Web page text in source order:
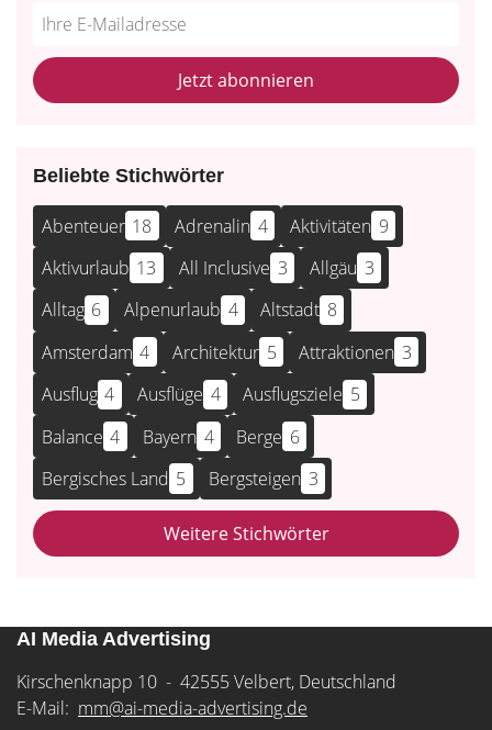
Do
fill
this
*Ihre
Mailadresse:
Jetzt abonnieren
Beliebte Stichwörter
Abenteuer 18 Adrenalin 4 Aktivitäten 9
Aktivurlaub 13 All Inclusive 3 Allgäu 3
Alltag 6 Alpenurlaub 4 Altstadt 8
Amsterdam 4 Architektur 5 Attraktionen 3
Ausflug 4 Ausflüge 4 Ausflugsziele 5
Balance 4 Bayern 4 Berge 6
Bergisches Land 5 Bergsteigen 3
Weitere Stichwörter
AI Media Advertising
Kirschenknapp 10 - 42555 Velbert, Deutschland
E-Mail: mm@ai-media-advertising.de